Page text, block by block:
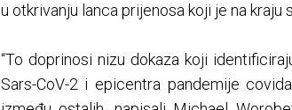
u otkrivanju lanca prijenosa koji je na
“To doprinosi nizu dokaza koji
Sars-CoV-2 i epicentra pandemije